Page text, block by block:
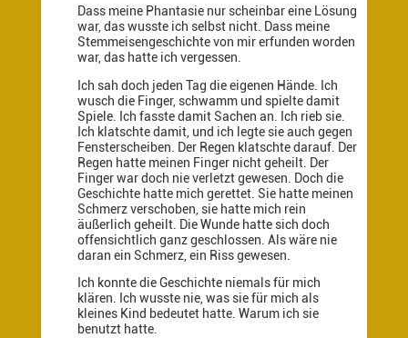
Dass meine Phantasie nur scheinbar eine Lösung
war, das wusste ich selbst nicht. Dass meine
Stemmeisengeschichte von mir erfunden worden
war, das hatte ich vergessen.
Ich sah doch jeden Tag die eigenen Hände. Ich
wusch die Finger, schwamm und spielte damit
Spiele. Ich fasste damit Sachen an. Ich rieb sie.
Ich klatschte damit, und ich legte sie auch gegen
Fensterscheiben. Der Regen klatschte darauf. Der
Regen hatte meinen Finger nicht geheilt. Der
Finger war doch nie verletzt gewesen. Doch die
Geschichte hatte mich gerettet. Sie hatte meinen
Schmerz verschoben, sie hatte mich rein
äußerlich geheilt. Die Wunde hatte sich doch
offensichtlich ganz geschlossen. Als wäre nie
daran ein Schmerz, ein Riss gewesen.
Ich konnte die Geschichte niemals für mich
klären. Ich wusste nie, was sie für mich als
kleines Kind bedeutet hatte. Warum ich sie
benutzt hatte.